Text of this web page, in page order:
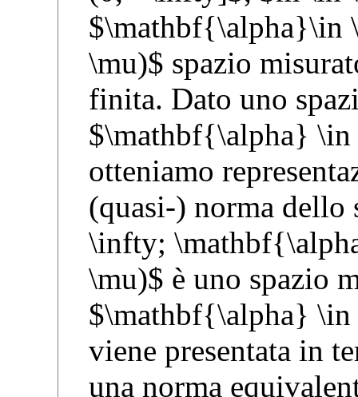
$\mathbf{\alpha}\in
\mu)$ spazio
finita. Dato uno
$\mathbf{\alpha}
otteniamo
(quasi-) norma
\infty;
\mu)$ è uno spazio
$\mathbf{\alpha}
viene presentata in
una norma